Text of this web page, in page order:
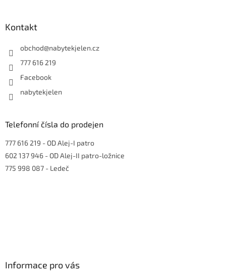
Kontakt
obchod@nabytekjelen.cz
777 616 219
Facebook
nabytekjelen
Telefonní čísla do prodejen
777 616 219 - OD Alej-I patro
602 137 946 - OD Alej-II patro-ložnice
775 998 087 - Ledeč
Informace pro vás